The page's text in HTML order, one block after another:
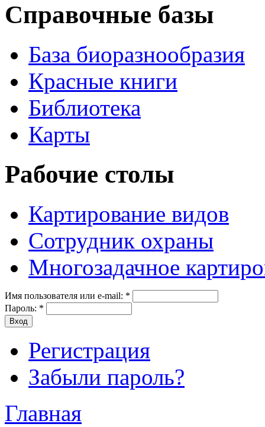
Справочные базы
База биоразнообразия
Красные книги
Библиотека
Карты
Рабочие столы
Картирование видов
Сотрудник охраны
Многозадачное
Имя пользователя или e-mail: *
Пароль: *
Регистрация
Забыли пароль?
Главная